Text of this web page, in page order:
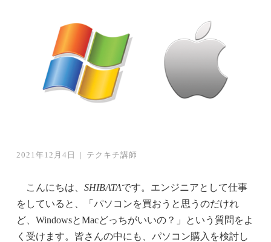
2021年12月4日 | テクキチ講師
こんにちは、 SHIBATAです。エンジニアとして仕事
をしていると、「パソコンを買おうと思うのだけれ
ど、WindowsとMacどっちがいいの？」という質問をよ
く受けます。皆さんの中にも、パソコン購入を検討し